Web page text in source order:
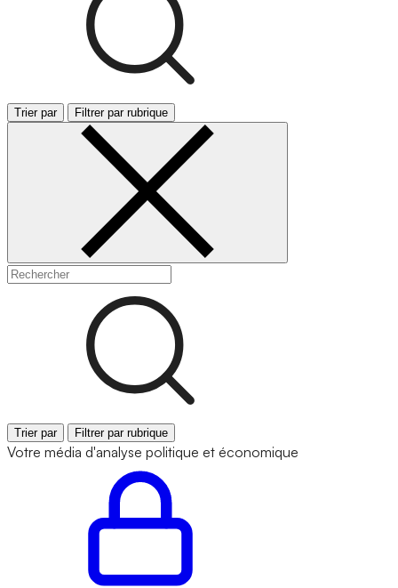
Trier par Filtrer par rubrique
Trier par Filtrer par rubrique
Votre média d'analyse politique et économique